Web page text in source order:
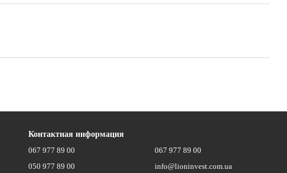
Контактная информация
067 977 89 00
050 977 89 00
067 977 89 00
info@lioninvest.com.ua